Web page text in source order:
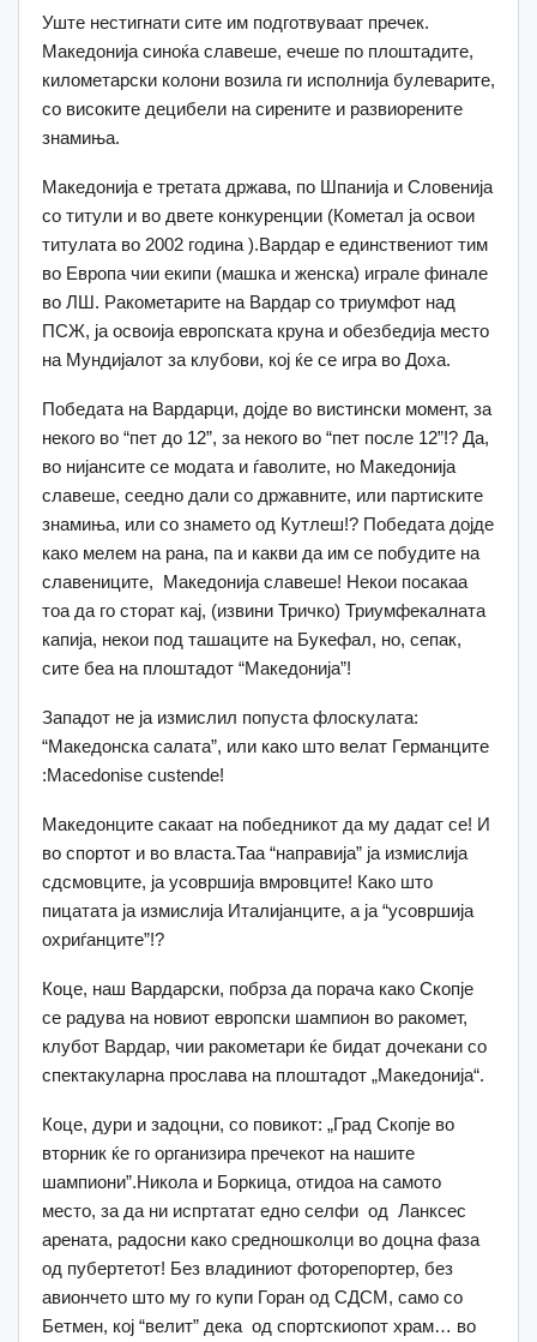
Уште нестигнати сите им подготвуваат пречек.
Македонија синоќа славеше, ечеше по плоштадите,
километарски колони возила ги исполнија булеварите,
со високите децибели на сирените и развиорените
знамиња.
Македонија е третата држава, по Шпанија и Словенија
со титули и во двете конкуренции (Кометал ја освои
титулата во 2002 година ).Вардар е единствениот тим
во Европа чии екипи (машка и женска) играле финале
во ЛШ. Ракометарите на Вардар со триумфот над
ПСЖ, ја освоија европската круна и обезбедија место
на Мундијалот за клубови, кој ќе се игра во Доха.
Победата на Вардарци, дојде во вистински момент, за
некого во “пет до 12”, за некого во “пет после 12”!? Да,
во нијансите се модата и ѓаволите, но Македонија
славеше, сеедно дали со државните, или партиските
знамиња, или со знамето од Кутлеш!? Победата дојде
како мелем на рана, па и какви да им се побудите на
славениците, Македонија славеше! Некои посакаа
тоа да го сторат кај, (извини Тричко) Триумфекалната
капија, некои под ташаците на Букефал, но, сепак,
сите беа на плоштадот “Македонија”!
Западот не ја измислил попуста флоскулата:
“Македонска салата”, или како што велат Германците
:Macedonise custende!
Македонците сакаат на победникот да му дадат се! И
во спортот и во власта.Таа “направија” ја измислија
сдсмовците, ја усовршија вмровците! Како што
пицатата ја измислија Италијанците, а ја “усовршија
охриѓанците”!?
Коце, наш Вардарски, побрза да порача како Скопје
се радува на новиот европски шампион во ракомет,
клубот Вардар, чии ракометари ќе бидат дочекани со
спектакуларна прослава на плоштадот „Македонија“.
Коце, дури и задоцни, со повикот: „Град Скопје во
вторник ќе го организира пречекот на нашите
шампиони”.Никола и Боркица, отидоа на самото
место, за да ни испртатат едно селфи од Ланксес
арената, радосни како средношколци во доцна фаза
од пубертетот! Без владиниот фоторепортер, без
авиончето што му го купи Горан од СДСМ, само со
Бетмен, кој “велит” дека oд спортскиопот храм… во